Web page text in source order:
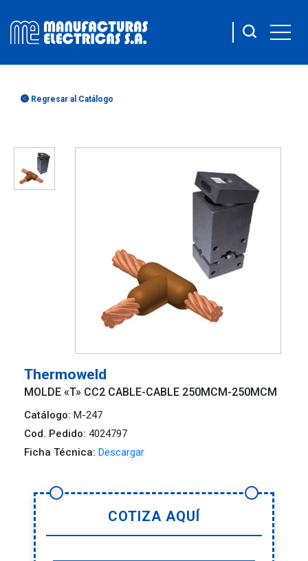
Regresar al Catálogo
Thermoweld
MOLDE «T» CC2 CABLE-CABLE 250MCM-250MCM
Catálogo: M-247
Cod. Pedido: 4024797
Ficha Técnica: Descargar
COTIZA AQUÍ